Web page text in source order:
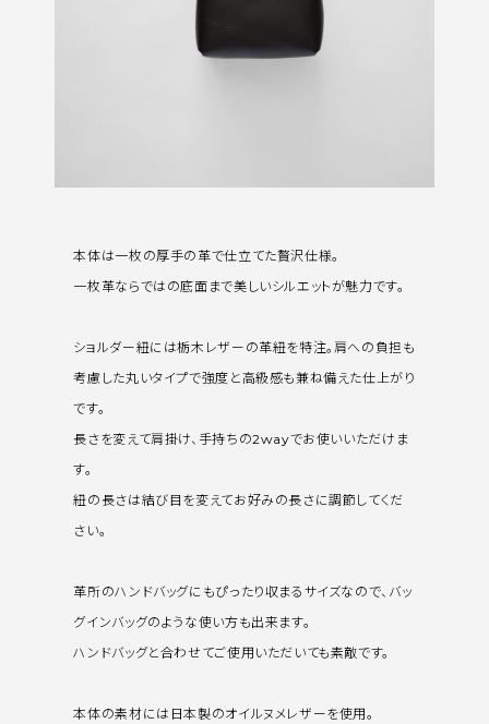
本体は一枚の厚手の革で仕立てた贅沢仕様。
一枚革ならではの底面まで美しいシルエットが魅力です。
ショルダー紐には栃木レザーの革紐を特注。肩への負担も
考慮した丸いタイプで強度と高級感も兼ね備えた仕上がり
です。
長さを変えて肩掛け、手持ちの2wayでお使いいただけま
す。
紐の長さは結び目を変えてお好みの長さに調節してくだ
さい。
革所のハンドバッグにもぴったり収まるサイズなので、バッ
グインバッグのような使い方も出来ます。
ハンドバッグと合わせてご使用いただいても素敵です。
本体の素材には日本製のオイルヌメレザーを使用。